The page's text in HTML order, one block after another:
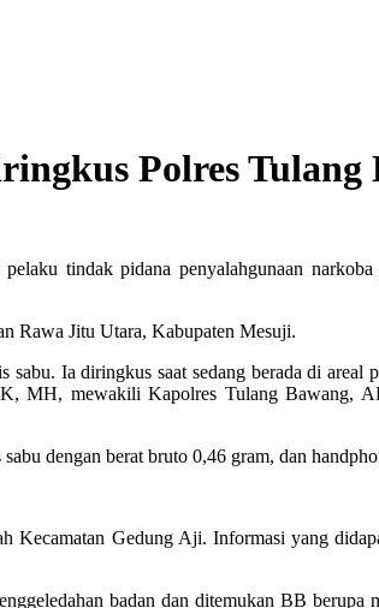
Polres Tulang
tindak pidana penyalahgunaan
Rawa Jitu Utara, Kabupaten Mesuji.
Ia diringkus saat sedang berada di areal
MH, mewakili Kapolres Tulang Bawang,
dengan berat bruto 0,46 gram, dan
Kecamatan Gedung Aji. Informasi yang
badan dan ditemukan BB berupa